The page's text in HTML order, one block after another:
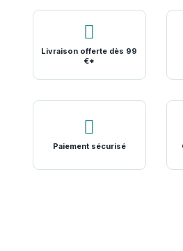
Livraison offerte dès 99
€*
Paiement sécurisé